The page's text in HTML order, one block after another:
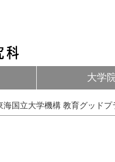
大学
国立大学機構 教育グッド